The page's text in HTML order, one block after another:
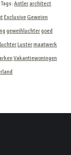
Tags:Antler architect
ExclusiveGeweien
geweihluchtergoed
luchter Lustermaatwerk
Vakantiewoningen